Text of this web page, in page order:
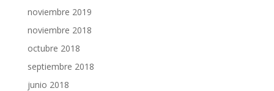
noviembre 2019
noviembre 2018
octubre 2018
septiembre 2018
junio 2018